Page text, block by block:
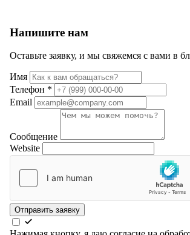
Напишите нам
Оставьте заявку, и мы свяжемся с вами в
Имя
Телефон *
Email
Сообщение
Website
Отправить заявку